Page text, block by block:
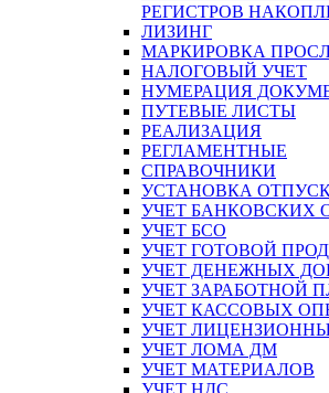
РЕГИСТРОВ
ЛИЗИНГ
МАРКИРОВКА
НАЛОГОВЫЙ УЧЕТ
НУМЕРАЦИЯ
ПУТЕВЫЕ ЛИСТЫ
РЕАЛИЗАЦИЯ
РЕГЛАМЕНТНЫЕ
СПРАВОЧНИКИ
УСТАНОВКА
УЧЕТ БАНКОВСКИХ
УЧЕТ БСО
УЧЕТ ГОТОВОЙ
УЧЕТ ДЕНЕЖНЫХ
УЧЕТ ЗАРАБОТНОЙ
УЧЕТ КАССОВЫХ
УЧЕТ
УЧЕТ ЛОМА ДМ
УЧЕТ МАТЕРИАЛОВ
УЧЕТ НДС